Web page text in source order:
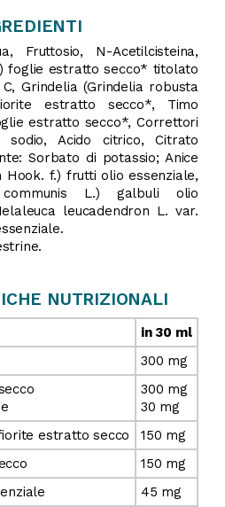
Fruttosio, N-Acetilcisteina,
foglie estratto secco* titolato
Grindelia (Grindelia robusta
estratto secco*, Timo
estratto secco*, Correttori
Acido citrico, Citrato
Sorbato di potassio; Anice
f.) frutti olio essenziale,
communis L.) galbuli olio
leucadendron L. var.
NUTRIZIONALI
in 30 ml
300 mg
300 mg
30 mg
estratto secco
150 mg
150 mg
45 mg